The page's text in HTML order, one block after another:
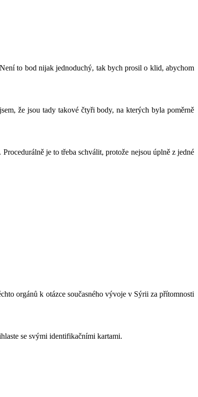
to bod nijak jednoduchý, tak bych prosil o klid, abychom
že jsou tady takové čtyři body, na kterých byla poměrně
je to třeba schválit, protože nejsou úplně z jedné
orgánů k otázce současného vývoje v Sýrii za přítomnosti
se svými identifikačními kartami.